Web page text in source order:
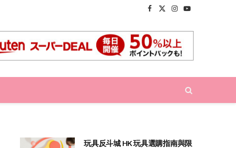
Facebook
X
Instagram
YouTube
玩具反斗城 HK 玩具選購指南與限